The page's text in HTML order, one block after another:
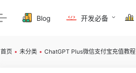
Blog 开发必备
首页 • 未分类 • ChatGPT Plus微信支付宝充值教程